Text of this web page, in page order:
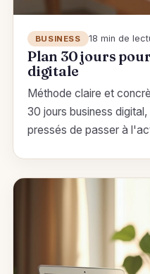
BUSINESS 18 min de
Plan 30 jours
digitale
Méthode claire et
30 jours business
pressés de passer à